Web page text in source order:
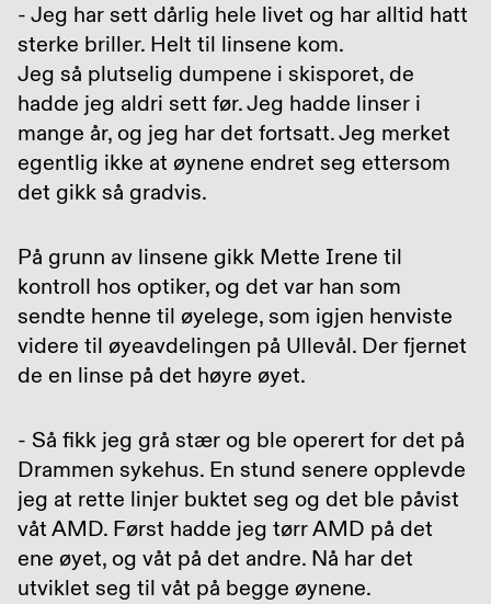
- Jeg har sett dårlig hele livet og har alltid hatt
sterke briller. Helt til linsene kom.
Jeg så plutselig dumpene i skisporet, de
hadde jeg aldri sett før. Jeg hadde linser i
mange år, og jeg har det fortsatt. Jeg merket
egentlig ikke at øynene endret seg ettersom
det gikk så gradvis.
På grunn av linsene gikk Mette Irene til
kontroll hos optiker, og det var han som
sendte henne til øyelege, som igjen henviste
videre til øyeavdelingen på Ullevål. Der fjernet
de en linse på det høyre øyet.
- Så fikk jeg grå stær og ble operert for det på
Drammen sykehus. En stund senere opplevde
jeg at rette linjer buktet seg og det ble påvist
våt AMD. Først hadde jeg tørr AMD på det
ene øyet, og våt på det andre. Nå har det
utviklet seg til våt på begge øynene.